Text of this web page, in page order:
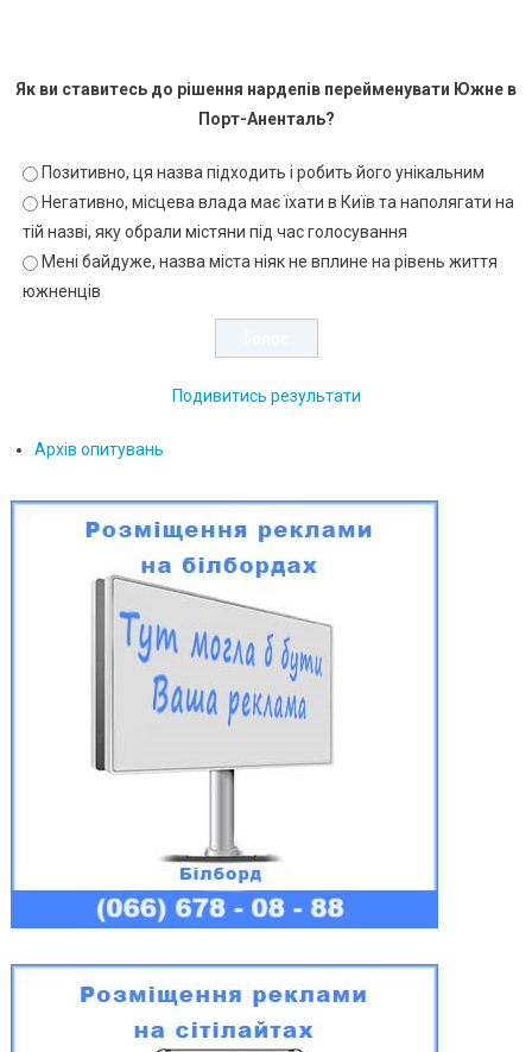
Як ви ставитесь до рішення нардепів перейменувати Южне в
Порт-Аненталь?
Позитивно, ця назва підходить і робить його унікальним
Негативно, місцева влада має їхати в Київ та наполягати на
тій назві, яку обрали містяни під час голосування
Мені байдуже, назва міста ніяк не вплине на рівень життя
южненців
Подивитись результати
Архів опитувань